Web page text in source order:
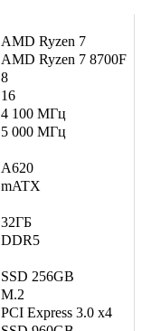
AMD Ryzen 7
AMD Ryzen 7 8700F
8
16
4 100 МГц
5 000 МГц
A620
mATX
32ГБ
DDR5
SSD 256GB
M.2
PCI Express 3.0 x4